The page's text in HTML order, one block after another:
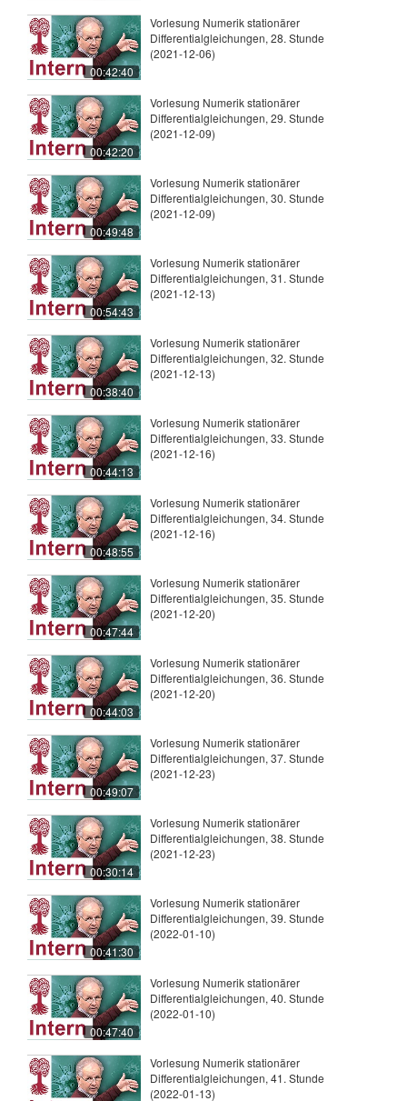
00:42:40
Vorlesung Numerik stationärer
Differentialgleichungen, 28. Stunde
(2021-12-06)
00:42:20
Vorlesung Numerik stationärer
Differentialgleichungen, 29. Stunde
(2021-12-09)
00:49:48
Vorlesung Numerik stationärer
Differentialgleichungen, 30. Stunde
(2021-12-09)
00:54:43
Vorlesung Numerik stationärer
Differentialgleichungen, 31. Stunde
(2021-12-13)
00:38:40
Vorlesung Numerik stationärer
Differentialgleichungen, 32. Stunde
(2021-12-13)
00:44:13
Vorlesung Numerik stationärer
Differentialgleichungen, 33. Stunde
(2021-12-16)
00:48:55
Vorlesung Numerik stationärer
Differentialgleichungen, 34. Stunde
(2021-12-16)
00:47:44
Vorlesung Numerik stationärer
Differentialgleichungen, 35. Stunde
(2021-12-20)
00:44:03
Vorlesung Numerik stationärer
Differentialgleichungen, 36. Stunde
(2021-12-20)
00:49:07
Vorlesung Numerik stationärer
Differentialgleichungen, 37. Stunde
(2021-12-23)
00:30:14
Vorlesung Numerik stationärer
Differentialgleichungen, 38. Stunde
(2021-12-23)
00:41:30
Vorlesung Numerik stationärer
Differentialgleichungen, 39. Stunde
(2022-01-10)
00:47:40
Vorlesung Numerik stationärer
Differentialgleichungen, 40. Stunde
(2022-01-10)
Vorlesung Numerik stationärer
Differentialgleichungen, 41. Stunde
(2022-01-13)